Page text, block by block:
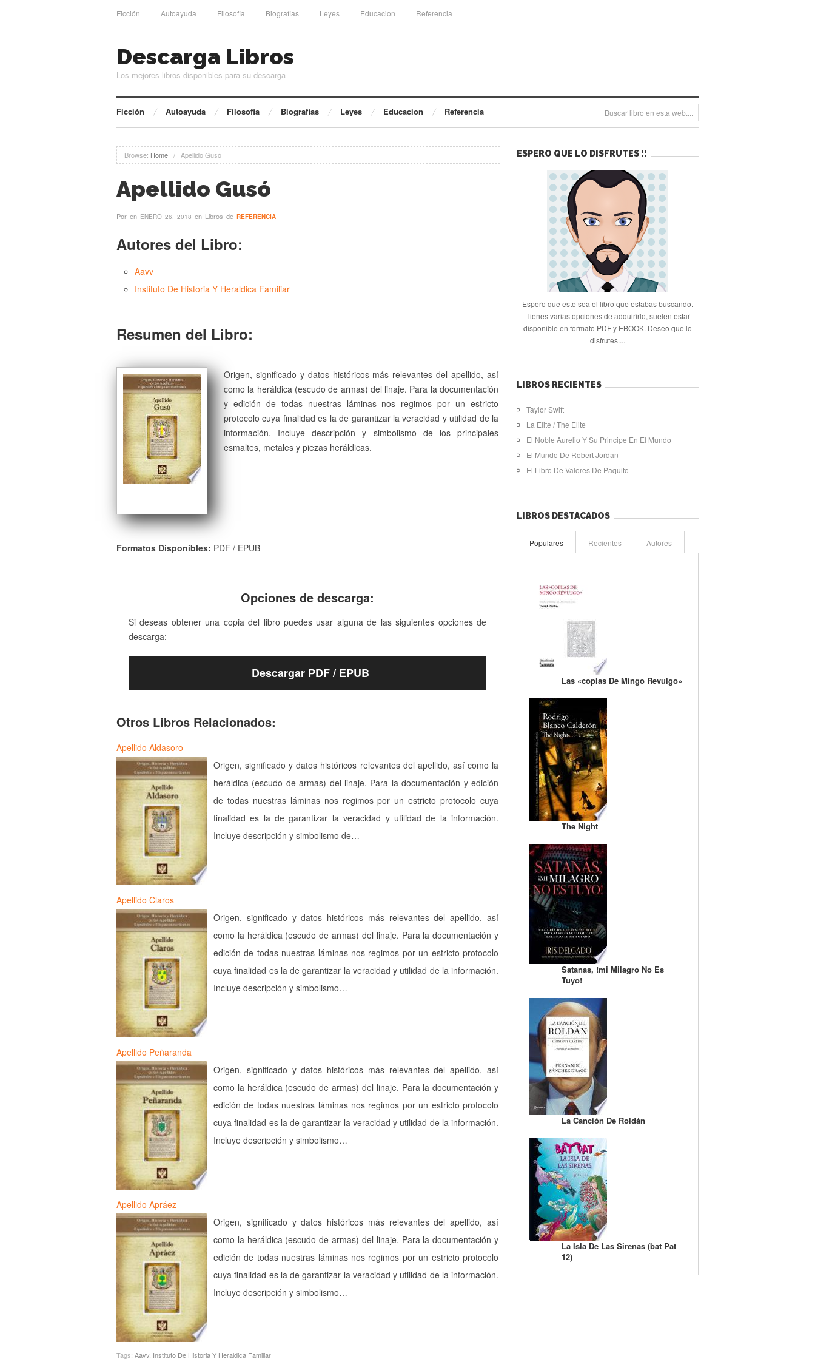
Ficción Autoayuda Filosofia Biografias Leyes Educacion Referencia
Descarga Libros
Los mejores libros disponibles para su descarga
Ficción Autoayuda Filosofia Biografias Leyes Educacion Referencia
Browse: Home / Apellido Gusó
Apellido Gusó
Por en ENERO 26, 2018 en Libros de REFERENCIA
Autores del Libro:
Aavv
Instituto De Historia Y Heraldica Familiar
Resumen del Libro:
Origen, significado y datos históricos más relevantes del apellido, así
como la heráldica (escudo de armas) del linaje. Para la documentación
y edición de todas nuestras láminas nos regimos por un estricto
protocolo cuya finalidad es la de garantizar la veracidad y utilidad de la
información. Incluye descripción y simbolismo de los principales
esmaltes, metales y piezas heráldicas.
Formatos Disponibles: PDF / EPUB
Opciones de descarga:
Si deseas obtener una copia del libro puedes usar alguna de las siguientes opciones de
descarga:
Descargar PDF / EPUB
Otros Libros Relacionados:
Apellido Aldasoro
Origen, significado y datos históricos relevantes del apellido, así como la
heráldica (escudo de armas) del linaje. Para la documentación y edición
de todas nuestras láminas nos regimos por un estricto protocolo cuya
finalidad es la de garantizar la veracidad y utilidad de la información.
Incluye descripción y simbolismo de…
Apellido Claros
Origen, significado y datos históricos más relevantes del apellido, así
como la heráldica (escudo de armas) del linaje. Para la documentación y
edición de todas nuestras láminas nos regimos por un estricto protocolo
cuya finalidad es la de garantizar la veracidad y utilidad de la información.
Incluye descripción y simbolismo…
Apellido Peñaranda
Origen, significado y datos históricos más relevantes del apellido, así
como la heráldica (escudo de armas) del linaje. Para la documentación y
edición de todas nuestras láminas nos regimos por un estricto protocolo
cuya finalidad es la de garantizar la veracidad y utilidad de la información.
Incluye descripción y simbolismo…
Apellido Apráez
Origen, significado y datos históricos más relevantes del apellido, así
como la heráldica (escudo de armas) del linaje. Para la documentación y
edición de todas nuestras láminas nos regimos por un estricto protocolo
cuya finalidad es la de garantizar la veracidad y utilidad de la información.
Incluye descripción y simbolismo…
Tags: Aavv, Instituto De Historia Y Heraldica Familiar
ESPERO QUE LO DISFRUTES !!
Espero que este sea el libro que estabas buscando.
Tienes varias opciones de adquirirlo, suelen estar
disponible en formato PDF y EBOOK. Deseo que lo
disfrutes....
LIBROS RECIENTES
Taylor Swift
La Elite / The Elite
El Noble Aurelio Y Su Principe En El Mundo
El Mundo De Robert Jordan
El Libro De Valores De Paquito
LIBROS DESTACADOS
Populares Recientes Autores
Las «coplas De Mingo Revulgo»
The Night
Satanas, !mi Milagro No Es
Tuyo!
La Canción De Roldán
La Isla De Las Sirenas (bat Pat
12)